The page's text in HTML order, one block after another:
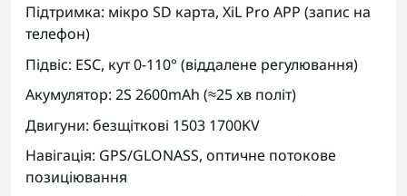
Підтримка: мікро SD карта, XiL Pro APP (запис на
телефон)
Підвіс: ESC, кут 0-110° (віддалене регулювання)
Акумулятор: 2S 2600mAh (≈25 хв політ)
Двигуни: безщіткові 1503 1700KV
Навігація: GPS/GLONASS, оптичне потокове
позиціювання